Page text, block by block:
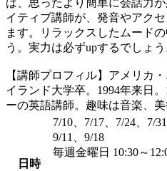
イティブ講師が、発音やアク
ます。リラックスしたムード
う。実力は必ずupするでしょう
【講師プロフィル】アメリカ
イランド大学卒。1994年来日
ーの英語講師。趣味は音楽、美
日時
7/10、7/17、7/24、7/
9/11、9/18
毎週金曜日 10:30～